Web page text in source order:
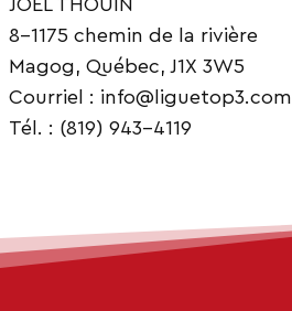
JOEL THOUIN
8-1175 chemin de la rivière
Magog, Québec, J1X 3W5
Courriel : info@liguetop3.com
Tél. : (819) 943-4119